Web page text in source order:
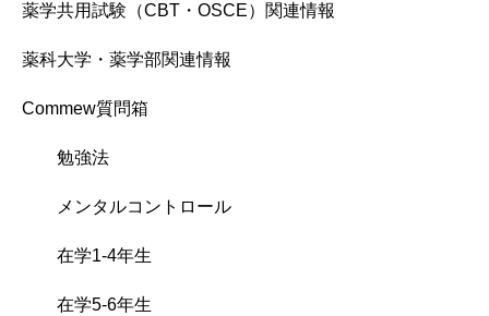
薬学共用試験（CBT・OSCE）関連情報
薬科大学・薬学部関連情報
Commew質問箱
勉強法
メンタルコントロール
在学1-4年生
在学5-6年生